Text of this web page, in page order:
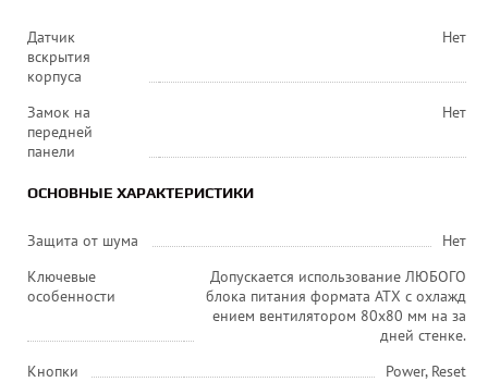
Датчик
вскрытия
корпуса
Нет
Замок на
передней
панели
Нет
ОСНОВНЫЕ ХАРАКТЕРИСТИКИ
Защита от шума
Нет
Ключевые
особенности
Допускается использование ЛЮБОГО
блока питания формата ATX с охлажд
ением вентилятором 80х80 мм на за
дней стенке.
Кнопки
Power, Reset